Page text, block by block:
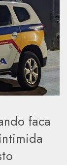
faca